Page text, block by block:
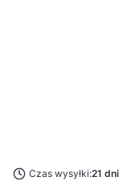
Czas wysyłki:21 dni